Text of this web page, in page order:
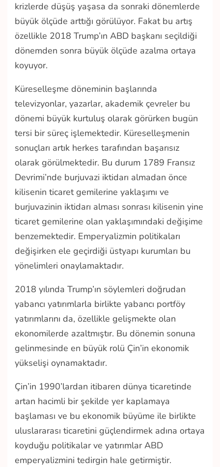
krizlerde düşüş yaşasa da sonraki dönemlerde
büyük ölçüde arttığı görülüyor. Fakat bu artış
özellikle 2018 Trump’ın ABD başkanı seçildiği
dönemden sonra büyük ölçüde azalma ortaya
koyuyor.
Küreselleşme döneminin başlarında
televizyonlar, yazarlar, akademik çevreler bu
dönemi büyük kurtuluş olarak görürken bugün
tersi bir süreç işlemektedir. Küreselleşmenin
sonuçları artık herkes tarafından başarısız
olarak görülmektedir. Bu durum 1789 Fransız
Devrimi’nde burjuvazi iktidarı almadan önce
kilisenin ticaret gemilerine yaklaşımı ve
burjuvazinin iktidarı alması sonrası kilisenin yine
ticaret gemilerine olan yaklaşımındaki değişime
benzemektedir. Emperyalizmin politikaları
değişirken ele geçirdiği üstyapı kurumları bu
yönelimleri onaylamaktadır.
2018 yılında Trump’ın söylemleri doğrudan
yabancı yatırımlarla birlikte yabancı portföy
yatırımlarını da, özellikle gelişmekte olan
ekonomilerde azaltmıştır. Bu dönemin sonuna
gelinmesinde en büyük rolü Çin’in ekonomik
yükselişi oynamaktadır.
Çin’in 1990’lardan itibaren dünya ticaretinde
artan hacimli bir şekilde yer kaplamaya
başlaması ve bu ekonomik büyüme ile birlikte
uluslararası ticaretini güçlendirmek adına ortaya
koyduğu politikalar ve yatırımlar ABD
emperyalizmini tedirgin hale getirmiştir.